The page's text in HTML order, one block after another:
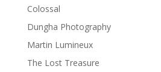
Colossal
Dungha Photography
Martin Lumineux
The Lost Treasure